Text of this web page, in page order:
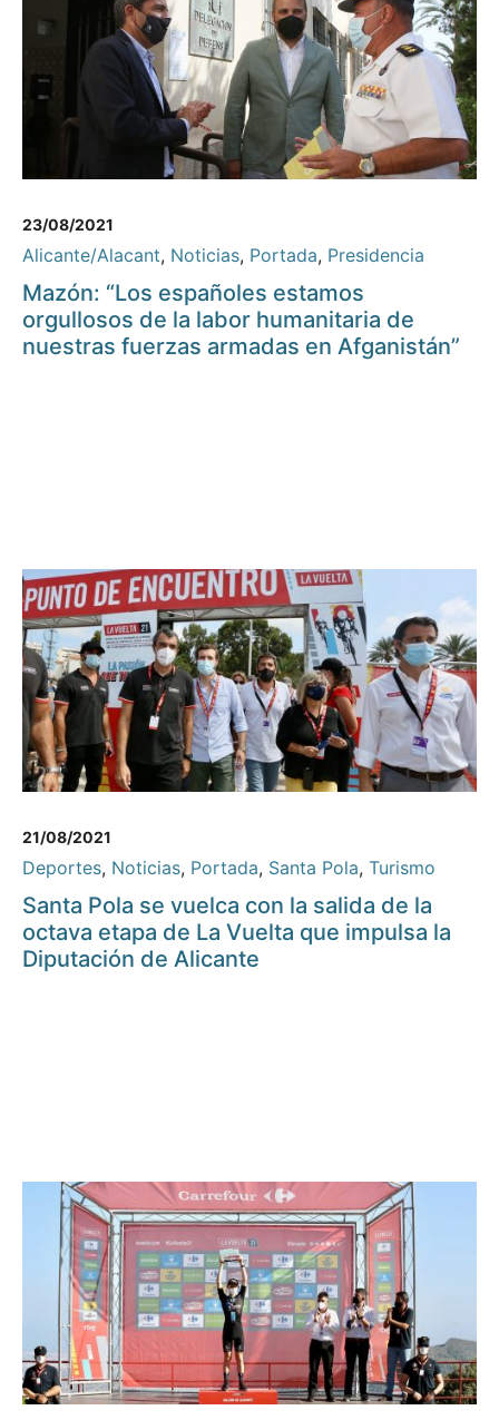
23/08/2021
Alicante/Alacant, Noticias, Portada, Presidencia
Mazón: “Los españoles estamos
orgullosos de la labor humanitaria de
nuestras fuerzas armadas en Afganistán”
21/08/2021
Deportes, Noticias, Portada, Santa Pola, Turismo
Santa Pola se vuelca con la salida de la
octava etapa de La Vuelta que impulsa la
Diputación de Alicante